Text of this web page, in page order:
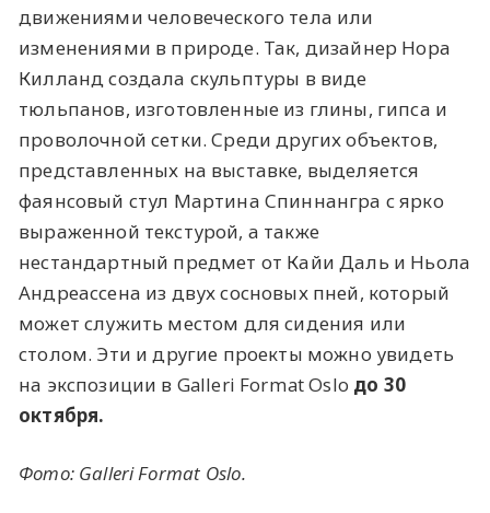
движениями человеческого тела или
изменениями в природе. Так, дизайнер Нора
Килланд создала скульптуры в виде
тюльпанов, изготовленные из глины, гипса и
проволочной сетки. Среди других объектов,
представленных на выставке, выделяется
фаянсовый стул Мартина Спиннангра с ярко
выраженной текстурой, а также
нестандартный предмет от Кайи Даль и Ньола
Андреассена из двух сосновых пней, который
может служить местом для сидения или
столом. Эти и другие проекты можно увидеть
на экспозиции в Galleri Format Oslo до 30
октября.
Фото: Galleri Format Oslo.